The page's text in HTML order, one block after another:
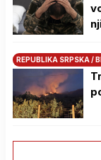
REPUBLIKA SRPSKA /